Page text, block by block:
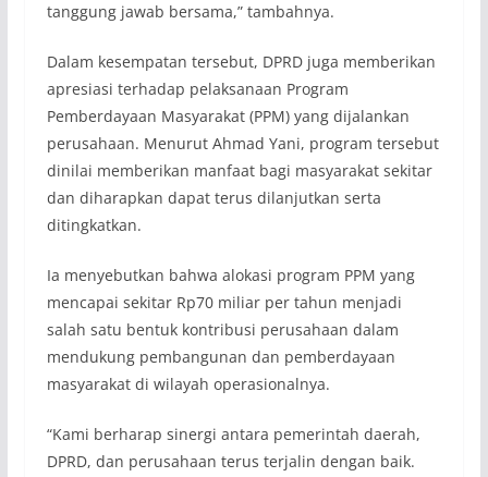
tanggung jawab bersama,” tambahnya.
Dalam kesempatan tersebut, DPRD juga memberikan
apresiasi terhadap pelaksanaan Program
Pemberdayaan Masyarakat (PPM) yang dijalankan
perusahaan. Menurut Ahmad Yani, program tersebut
dinilai memberikan manfaat bagi masyarakat sekitar
dan diharapkan dapat terus dilanjutkan serta
ditingkatkan.
Ia menyebutkan bahwa alokasi program PPM yang
mencapai sekitar Rp70 miliar per tahun menjadi
salah satu bentuk kontribusi perusahaan dalam
mendukung pembangunan dan pemberdayaan
masyarakat di wilayah operasionalnya.
“Kami berharap sinergi antara pemerintah daerah,
DPRD, dan perusahaan terus terjalin dengan baik.